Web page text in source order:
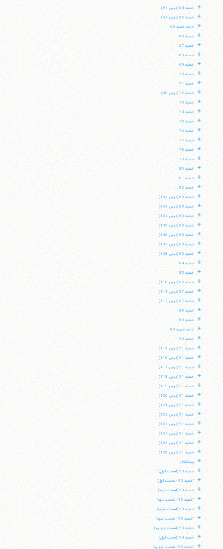
+ خطبه 64 (درس 93)
+ خطبه 65 (درس 94)
+ ادامه خطبه 65
+ خطبه 66
+ خطبه 67
+ خطبه 68
+ خطبه 69
+ خطبه 70
+ خطبه 71
+ خطبه 72 (درس 98)
+ خطبه 73
+ خطبه 74
+ خطبه 75
+ خطبه 76
+ خطبه 77
+ خطبه 78
+ خطبه 79
+ خطبه 80
+ خطبه 81
+ خطبه 82
+ خطبه 83 (درس 102)
+ خطبه 83 (درس 103)
+ خطبه 83 (درس 104)
+ خطبه 83 (درس 105)
+ خطبه 83 (درس 106)
+ خطبه 83 (درس 107)
+ خطبه 83 (درس 108)
+ خطبه 84
+ خطبه 85
+ خطبه 86 (درس 110)
+ خطبه 87 (درس 111)
+ خطبه 87 (درس 112)
+ خطبه 88
+ خطبه 89
+ ادامه خطبه 89
+ خطبه 90
+ خطبه 91 (درس 115)
+ خطبه 91 (درس 116)
+ خطبه 91 (درس 117)
+ خطبه 91 (درس 118)
+ خطبه 91 (درس 119)
+ خطبه 91 (درس 120)
+ خطبه 91 (درس 121)
+ خطبه 91 (درس 122)
+ خطبه 91 (درس 123)
+ خطبه 91 (درس 124)
+ خطبه 91 (درس 125)
+ خطبه 91 (درس 126)
+ پیشگفتار:
+ خطبه 93 (قسمت اول)
+ "خطبه 93 - قسمت اول"
+ خطبه 93 (قسمت دوم)
+ "خطبه 93 - قسمت دوم"
+ خطبه 93 (قسمت سوم)
+ "خطبه 93 - قسمت سوم"
+ خطبه 93 (قسمت چهارم)
+ خطبه 94 (قسمت اول)
+ "خطبه 93 - قسمت چهارم"